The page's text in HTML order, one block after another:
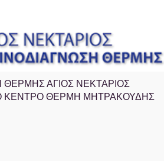
ΘΕΡΜΗΣ ΑΓΙΟΣ ΝΕΚΤΑΡΙΟΣ
ΚΕΝΤΡΟ ΘΕΡΜΗ ΜΗΤΡΑΚΟΥΔΗΣ